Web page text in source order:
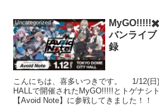
Uncategorized
バンライ
録
こんにちは、喜多いつきです。 1/12(日
HALLで開催されたMyGO!!!!!とトゲナシ
【Avoid Note】に参戦してきました！